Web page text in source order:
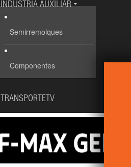
INDUSTRIA AUXILIAR
Semirremolques
Componentes
TRANSPORTETV